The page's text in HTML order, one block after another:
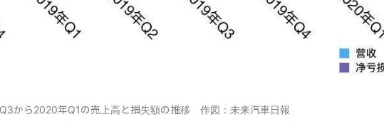
から2020年Q1の売上高と損失額の推移 作図：未来汽車日報